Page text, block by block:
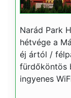
Narád Park
hétvége a
éj ártól /
fürdőköntös
ingyenes